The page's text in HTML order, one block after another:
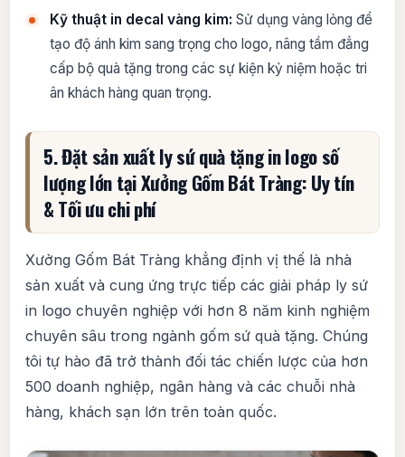
Kỹ thuật in decal vàng kim: Sử dụng vàng lỏng để
tạo độ ánh kim sang trọng cho logo, nâng tầm đẳng
cấp bộ quà tặng trong các sự kiện kỷ niệm hoặc tri
ân khách hàng quan trọng.
5. Đặt sản xuất ly sứ quà tặng in logo số
lượng lớn tại Xưởng Gốm Bát Tràng: Uy tín
& Tối ưu chi phí
Xưởng Gốm Bát Tràng khẳng định vị thế là nhà
sản xuất và cung ứng trực tiếp các giải pháp ly sứ
in logo chuyên nghiệp với hơn 8 năm kinh nghiệm
chuyên sâu trong ngành gốm sứ quà tặng. Chúng
tôi tự hào đã trở thành đối tác chiến lược của hơn
500 doanh nghiệp, ngân hàng và các chuỗi nhà
hàng, khách sạn lớn trên toàn quốc.